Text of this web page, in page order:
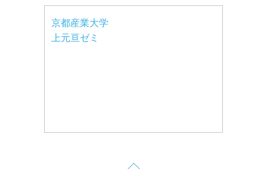
京都産業大学
上元亘ゼミ